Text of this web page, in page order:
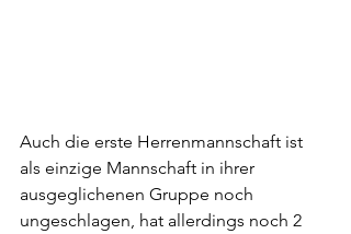
Auch die erste Herrenmannschaft ist
als einzige Mannschaft in ihrer
ausgeglichenen Gruppe noch
ungeschlagen, hat allerdings noch 2